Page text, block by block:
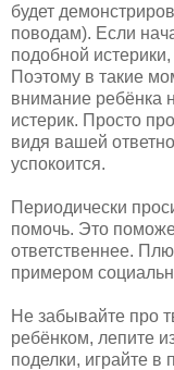
будет
поводам). Если
подобной истерики,
Поэтому в такие
внимание ребёнка
истерик. Просто
видя вашей
успокоится.
Периодически
помочь. Это
ответственнее.
примером
Не забывайте про
ребёнком, лепите
поделки, играйте в